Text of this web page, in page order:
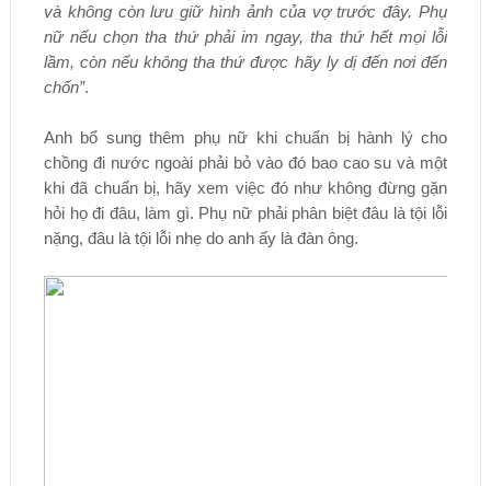
và không còn lưu giữ hình ảnh của vợ trước đây. Phụ
nữ nếu chọn tha thứ phải im ngay, tha thứ hết mọi lỗi
lầm, còn nếu không tha thứ được hãy ly dị đến nơi đến
chốn”.
Anh bổ sung thêm phụ nữ khi chuẩn bị hành lý cho
chồng đi nước ngoài phải bỏ vào đó bao cao su và một
khi đã chuẩn bị, hãy xem việc đó như không đừng gặn
hỏi họ đi đâu, làm gì. Phụ nữ phải phân biệt đâu là tội lỗi
nặng, đâu là tội lỗi nhẹ do anh ấy là đàn ông.